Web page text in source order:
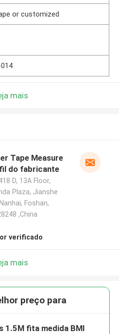
or customized
014
mais
Tape Measure
do fabricante
D, 13A Floor,
Plaza, Jianshe
Foshan,
,China
verificado
mais
preço para
1.5M fita medida BMI